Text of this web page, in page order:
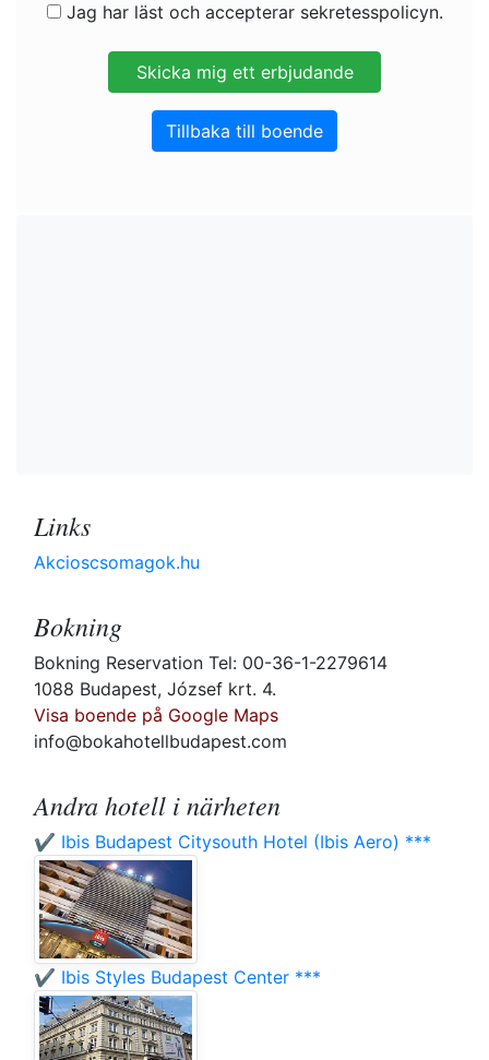
Jag har läst och accepterar sekretesspolicyn.
Tillbaka till boende
Links
Akcioscsomagok.hu
Bokning
Bokning Reservation Tel: 00-36-1-2279614
1088 Budapest, József krt. 4.
Visa boende på Google Maps
info@bokahotellbudapest.com
Andra hotell i närheten
✔️ Ibis Budapest Citysouth Hotel (Ibis Aero) ***
✔️ Ibis Styles Budapest Center ***